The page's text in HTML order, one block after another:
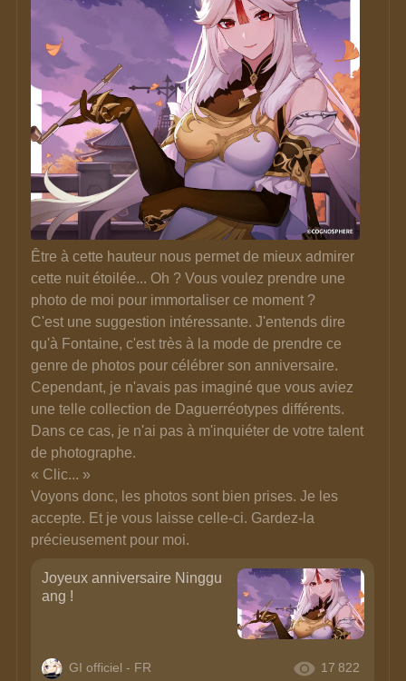
Être à cette hauteur nous permet de mieux admirer
cette nuit étoilée... Oh ? Vous voulez prendre une
photo de moi pour immortaliser ce moment ?
C'est une suggestion intéressante. J'entends dire
qu'à Fontaine, c'est très à la mode de prendre ce
genre de photos pour célébrer son anniversaire.
Cependant, je n'avais pas imaginé que vous aviez
une telle collection de Daguerréotypes différents.
Dans ce cas, je n'ai pas à m'inquiéter de votre talent
de photographe.
« Clic... »
Voyons donc, les photos sont bien prises. Je les
accepte. Et je vous laisse celle-ci. Gardez-la
précieusement pour moi.
Joyeux anniversaire Ninggu
ang !
GI officiel - FR 17 822